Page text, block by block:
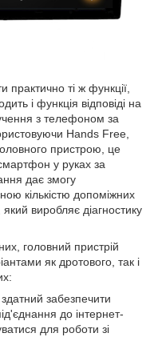
практично ті ж функції,
і функція відповіді на
з телефоном за
Hands Free,
пристрою, це
у руках за
дає змогу
кількістю допоміжних
виробляє діагностику
головний пристрій
як дротового, так і
забезпечити
до інтернет-
для роботи зі